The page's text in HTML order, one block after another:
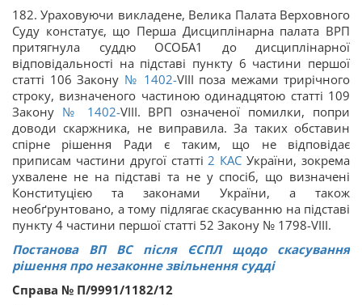
182. Ураховуючи викладене, Велика Палата Верховного
Суду констатує, що Перша Дисциплінарна палата ВРП
притягнула суддю ОСОБА1 до дисциплінарної
відповідальності на підставі пункту 6 частини першої
статті 106 Закону № 1402-VIII поза межами трирічного
строку, визначеного частиною одинадцятою статті 109
Закону № 1402-VIII. ВРП означеної помилки, попри
доводи скаржника, не виправила. За таких обставин
спірне рішення Ради є таким, що не відповідає
приписам частини другої статті 2 КАС України, зокрема
ухвалене не на підставі та не у спосіб, що визначені
Конституцією та законами України, а також
необґрунтовано, а тому підлягає скасуванню на підставі
пункту 4 частини першої статті 52 Закону № 1798-VIII.
Постанова ВП ВС після ЄСПЛ щодо скасування
рішення про незаконне звільнення судді
Справа № П/9991/1182/12